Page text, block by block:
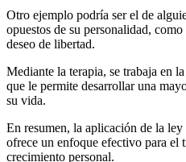
Otro ejemplo podría ser el de
opuestos de su personalidad,
deseo de libertad.
Mediante la terapia, se trabaja en
que le permite desarrollar una
su vida.
En resumen, la aplicación de la
ofrece un enfoque efectivo para el
crecimiento personal.